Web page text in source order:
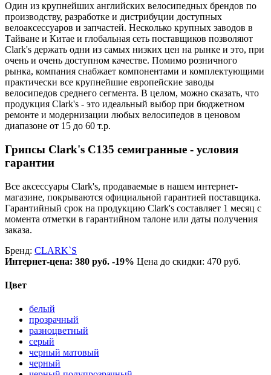
Один из крупнейших английских велосипедных брендов по
производству, разработке и дистрибуции доступных
велоаксессуаров и запчастей. Несколько крупных заводов в
Тайване и Китае и глобальная сеть поставщиков позволяют
Clark's держать одни из самых низких цен на рынке и это, при
очень и очень доступном качестве. Помимо розничного
рынка, компания снабжает компонентами и комплектующими
практически все крупнейшие европейские заводы
велосипедов среднего сегмента. В целом, можно сказать, что
продукция Clark's - это идеальный выбор при бюджетном
ремонте и модернизации любых велосипедов в ценовом
диапазоне от 15 до 60 т.р.
Грипсы Clark's C135 семигранные - условия
гарантии
Все аксессуары Clark's, продаваемые в нашем интернет-
магазине, покрываются официальной гарантией поставщика.
Гарантийный срок на продукцию Clark's составляет 1 месяц с
момента отметки в гарантийном талоне или даты получения
заказа.
Бренд: CLARK`S
Интернет-цена: 380 руб. -19% Цена до скидки: 470 руб.
Цвет
белый
прозрачный
разноцветный
серый
черный матовый
черный